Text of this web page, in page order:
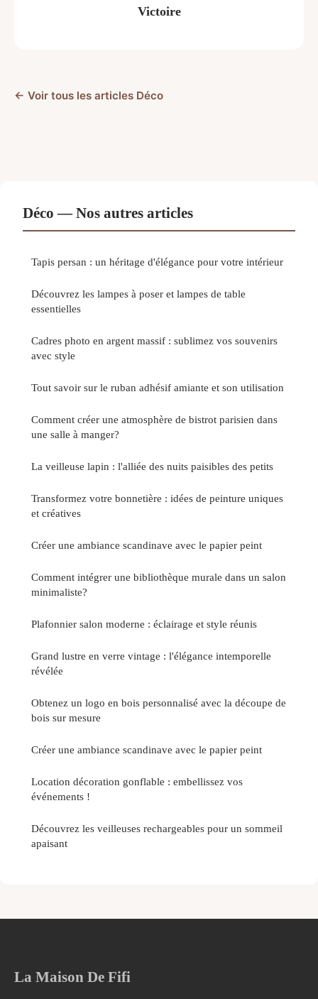
Victoire
← Voir tous les articles Déco
Déco — Nos autres articles
Tapis persan : un héritage d'élégance pour votre intérieur
Découvrez les lampes à poser et lampes de table
essentielles
Cadres photo en argent massif : sublimez vos souvenirs
avec style
Tout savoir sur le ruban adhésif amiante et son utilisation
Comment créer une atmosphère de bistrot parisien dans
une salle à manger?
La veilleuse lapin : l'alliée des nuits paisibles des petits
Transformez votre bonnetière : idées de peinture uniques
et créatives
Créer une ambiance scandinave avec le papier peint
Comment intégrer une bibliothèque murale dans un salon
minimaliste?
Plafonnier salon moderne : éclairage et style réunis
Grand lustre en verre vintage : l'élégance intemporelle
révélée
Obtenez un logo en bois personnalisé avec la découpe de
bois sur mesure
Créer une ambiance scandinave avec le papier peint
Location décoration gonflable : embellissez vos
événements !
Découvrez les veilleuses rechargeables pour un sommeil
apaisant
La Maison De Fifi